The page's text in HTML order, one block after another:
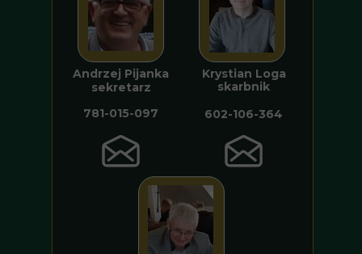
Krystian Loga
skarbnik
602-106-364
Andrzej Pijanka
sekretarz
781-015-097